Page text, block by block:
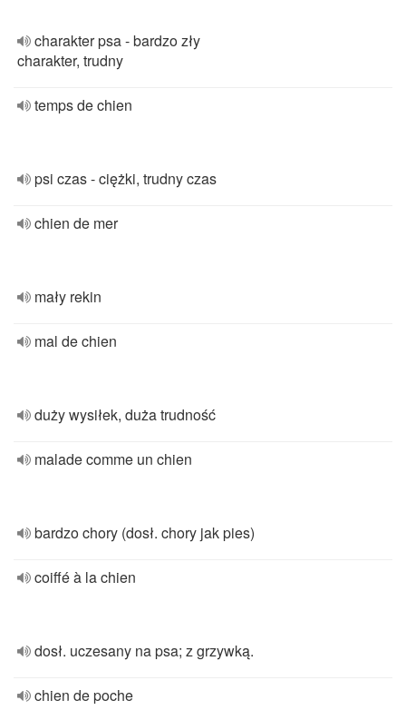
charakter psa - bardzo zły
charakter, trudny
temps de chien
psi czas - ciężki, trudny czas
chien de mer
mały rekin
mal de chien
duży wysiłek, duża trudność
malade comme un chien
bardzo chory (dosł. chory jak pies)
coiffé à la chien
dosł. uczesany na psa; z grzywką.
chien de poche